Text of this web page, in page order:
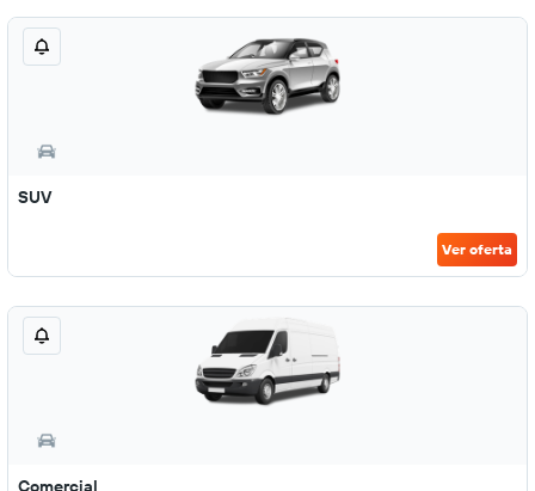
SUV
Ver oferta
Comercial